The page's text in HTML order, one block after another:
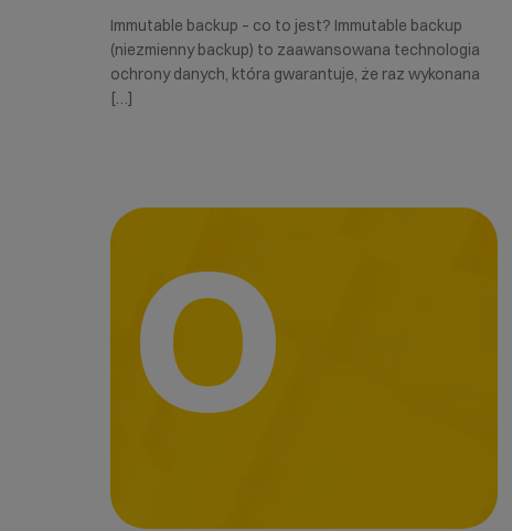
Immutable backup – co to jest? Immutable backup
(niezmienny backup) to zaawansowana technologia
ochrony danych, która gwarantuje, że raz wykonana
[…]
O